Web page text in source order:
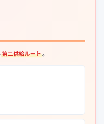
第二供給ルート。